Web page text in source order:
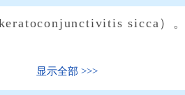
sicca）。
显示全部